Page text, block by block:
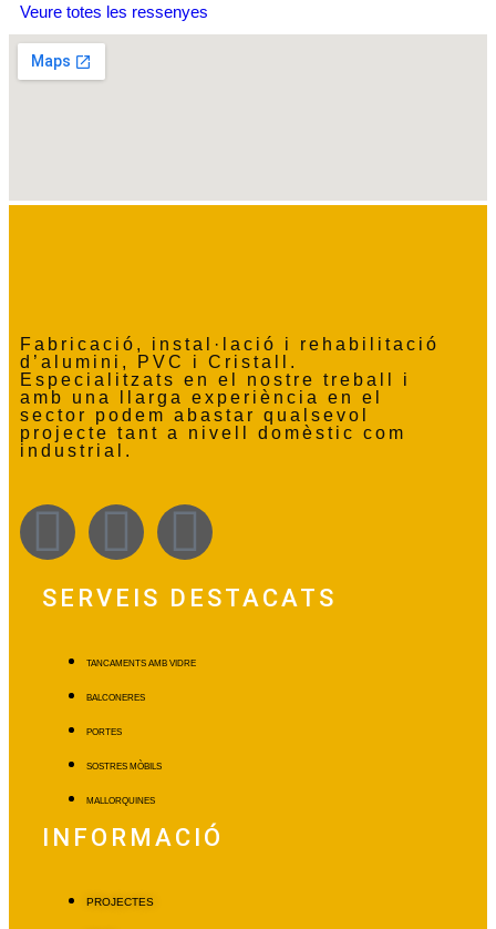
Veure totes les ressenyes
Fabricació, instal·lació i rehabilitació
d’alumini, PVC i Cristall.
Especialitzats en el nostre treball i
amb una llarga experiència en el
sector podem abastar qualsevol
projecte tant a nivell domèstic com
industrial.
SERVEIS DESTACATS
TANCAMENTS AMB VIDRE
BALCONERES
PORTES
SOSTRES MÒBILS
MALLORQUINES
INFORMACIÓ
PROJECTES